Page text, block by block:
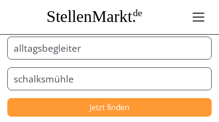
StellenMarkt.de
Jetzt finden